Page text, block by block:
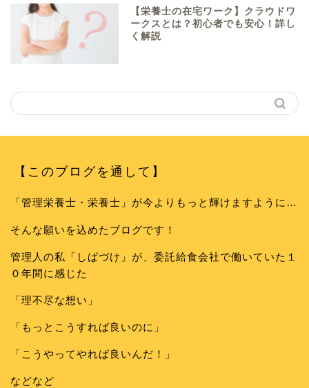
【栄養士の在宅ワーク】クラウドワ
ークスとは？初心者でも安心！詳し
く解説
【このブログを通して】
「管理栄養士・栄養士」が今よりもっと輝けますように…
そんな願いを込めたブログです！
管理人の私「しばづけ」が、委託給食会社で働いていた１
０年間に感じた
「理不尽な想い」
「もっとこうすれば良いのに」
「こうやってやれば良いんだ！」
などなど